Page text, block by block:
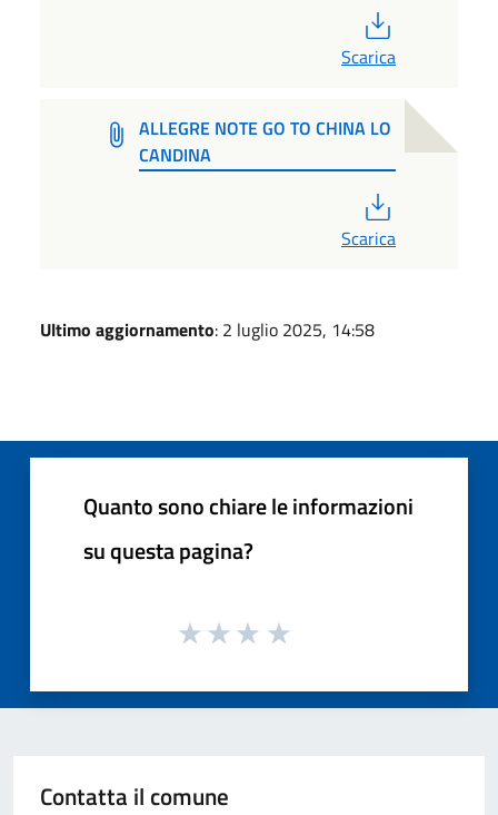
Scarica
ALLEGRE NOTE GO TO CHINA LO
CANDINA
Scarica
Ultimo aggiornamento: 2 luglio 2025, 14:58
Quanto sono chiare le informazioni
su questa pagina?
Contatta il comune